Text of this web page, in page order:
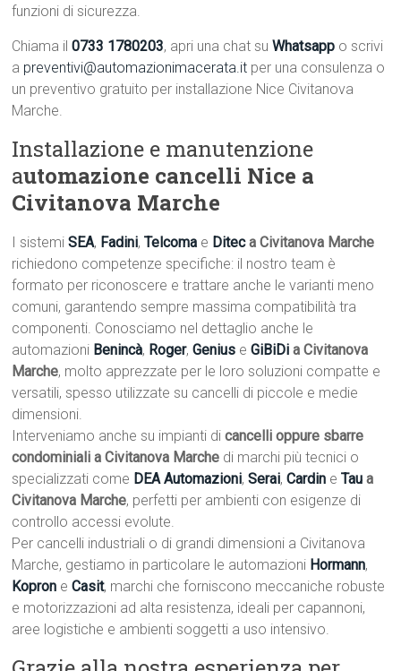
funzioni di sicurezza.
Chiama il0733 1780203, apri una chat suWhatsapp o scrivi
a preventivi@automazionimacerata.it per una consulenza o
un preventivo gratuito per installazione Nice Civitanova
Marche.
Installazione e manutenzione
automazione cancelli Nice a
Civitanova Marche
I sistemiSEA, Fadini,Telcoma e Diteca Civitanova Marche
richiedono competenze specifiche: il nostro team è
formato per riconoscere e trattare anche le varianti meno
comuni, garantendo sempre massima compatibilità tra
componenti. Conosciamo nel dettaglio anche le
automazioni Benincà, Roger,Genius eGiBiDi a Civitanova
Marche, molto apprezzate per le loro soluzioni compatte e
versatili, spesso utilizzate su cancelli di piccole e medie
dimensioni.
Interveniamo anche su impianti dicancelli oppure sbarre
condominiali a Civitanova Marche di marchi più tecnici o
specializzati come DEA Automazioni,Serai,Cardin eTau a
Civitanova Marche, perfetti per ambienti con esigenze di
controllo accessi evolute.
Per cancelli industriali o di grandi dimensioni a Civitanova
Marche, gestiamo in particolare le automazioni Hormann,
Kopron eCasit, marchi che forniscono meccaniche robuste
e motorizzazioni ad alta resistenza, ideali per capannoni,
aree logistiche e ambienti soggetti a uso intensivo.